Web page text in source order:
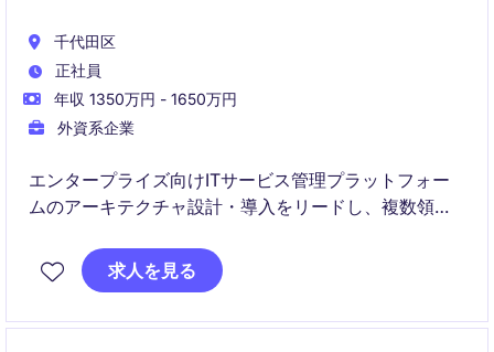
千代田区
正社員
年収 1350万円 - 1650万円
外資系企業
エンタープライズ向けITサービス管理プラットフォー
ムのアーキテクチャ設計・導入をリードし、複数領域
プリセールスからデリバリーまで関与し、スケーラブ
求人を見る